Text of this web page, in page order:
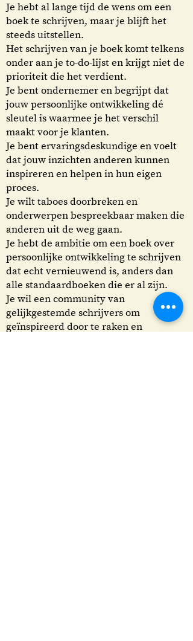
Je hebt al lange tijd de wens om een
boek te schrijven, maar je blijft het
steeds uitstellen.
Het schrijven van je boek komt telkens
onder aan je to-do-lijst en krijgt niet de
prioriteit die het verdient.
Je bent ondernemer en begrijpt dat
jouw persoonlijke ontwikkeling dé
sleutel is waarmee je het verschil
maakt voor je klanten.
Je bent ervaringsdeskundige en voelt
dat jouw inzichten anderen kunnen
inspireren en helpen in hun eigen
proces.
Je wilt taboes doorbreken en
onderwerpen bespreekbaar maken die
anderen uit de weg gaan.
Je hebt de ambitie om een boek over
persoonlijke ontwikkeling te schrijven
dat echt vernieuwend is, anders dan
alle standaardboeken die er al zijn.
Je wil een community van
gelijkgestemde schrijvers om
geïnspireerd door te raken en